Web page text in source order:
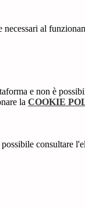
al
e non è
la COOKIE
consultare